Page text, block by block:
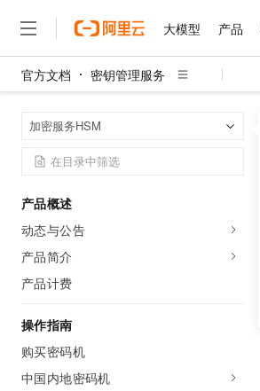
大模型 产品
官方文档 密钥管理服务
加密服务HSM
产品概述
动态与公告
产品简介
产品计费
操作指南
购买密码机
中国内地密码机
大模型
产品
精选产品
人工智能与机器学习
存储
网络与CDN
解决方案
精选解决方案
AI
现代化应用
安全
权益
定价
云市场
伙伴
服务
了解阿里云